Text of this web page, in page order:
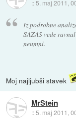
:: 5. maj 2011,
Iz podrobne
SAZAS vede
neumni.
Moj najljubši stavek
MrStein
::5. maj 2011,